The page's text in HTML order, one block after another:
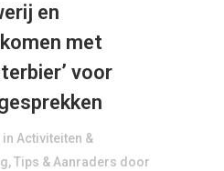
en
met
voor
in Activiteiten &
,Tips & Aanraders door